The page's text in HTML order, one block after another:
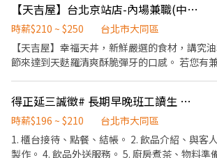
須達60小時以上。 ✅提供免費溫馨員工餐點、
方便。 ✅歡迎無餐飲工作經驗、對餐飲業有熱忱
--------------- 『加入三澧 成為家人』共同創造
於台灣成立-日商三澧餐飲集團 HUMAX ASIA，
Wondertable餐飲集團在台分公司。 深耕台灣
美食連鎖品牌，旗下六大連鎖餐飲品牌包含，
日式鍋物餐廳：Mo-Mo-Paradise壽喜燒 ★日式
吉屋、吉天麩羅 全台直營店鋪皆位於各大百貨
客接待： 熱情帶位、遞菜單。 2. 餐點介紹：
粹自然」手作料理。 3. 外場維護： 送餐、收銀
理。 4. 夥伴支援： 協助簡單的備料或店內雜事。 ⏰ 工作時間 •
班： 10:00 - 14:00 • 晚班： 17:00 - 21:00 • 休
動。 • 經驗： 無經驗可！只要你有心想學，我
• 長期尤佳： 期待能跟我們一起工作半年以上的夥伴。
者的話（關於大叔食事） 「大叔食事
純粹自然的美味。我們不只是一間餐廳，更是
【天吉屋】台北京站店-內場兼職(中班,晚班)-E02
時薪$210 ~ $250
台北市大同區
【天吉屋】幸福天丼，新鮮嚴選的食材，講究
節來達到天麩羅清爽酥脆彈牙的口感。 若您有兼職打工的計畫，喜
及後續處理 3. 開店前準備及閉店整理作業 4. 洗
主管交付工作 ✅工作時段 中班：12:00~21:00 晚班：18:00~22:30或
23:00 (排班區間另安排休息時間，週六、週日
佳。) ※彈性排班可討論喔。週六與週日正常工
得正延三誠徵# 長期早晚班工讀生 可轉正
時薪$196 ~ $210
台北市大同區
1. 櫃台接待、點餐、結帳。 2. 飲品介紹、與客
製作。 4. 飲品外送服務。 5. 廚房煮茶、物料準